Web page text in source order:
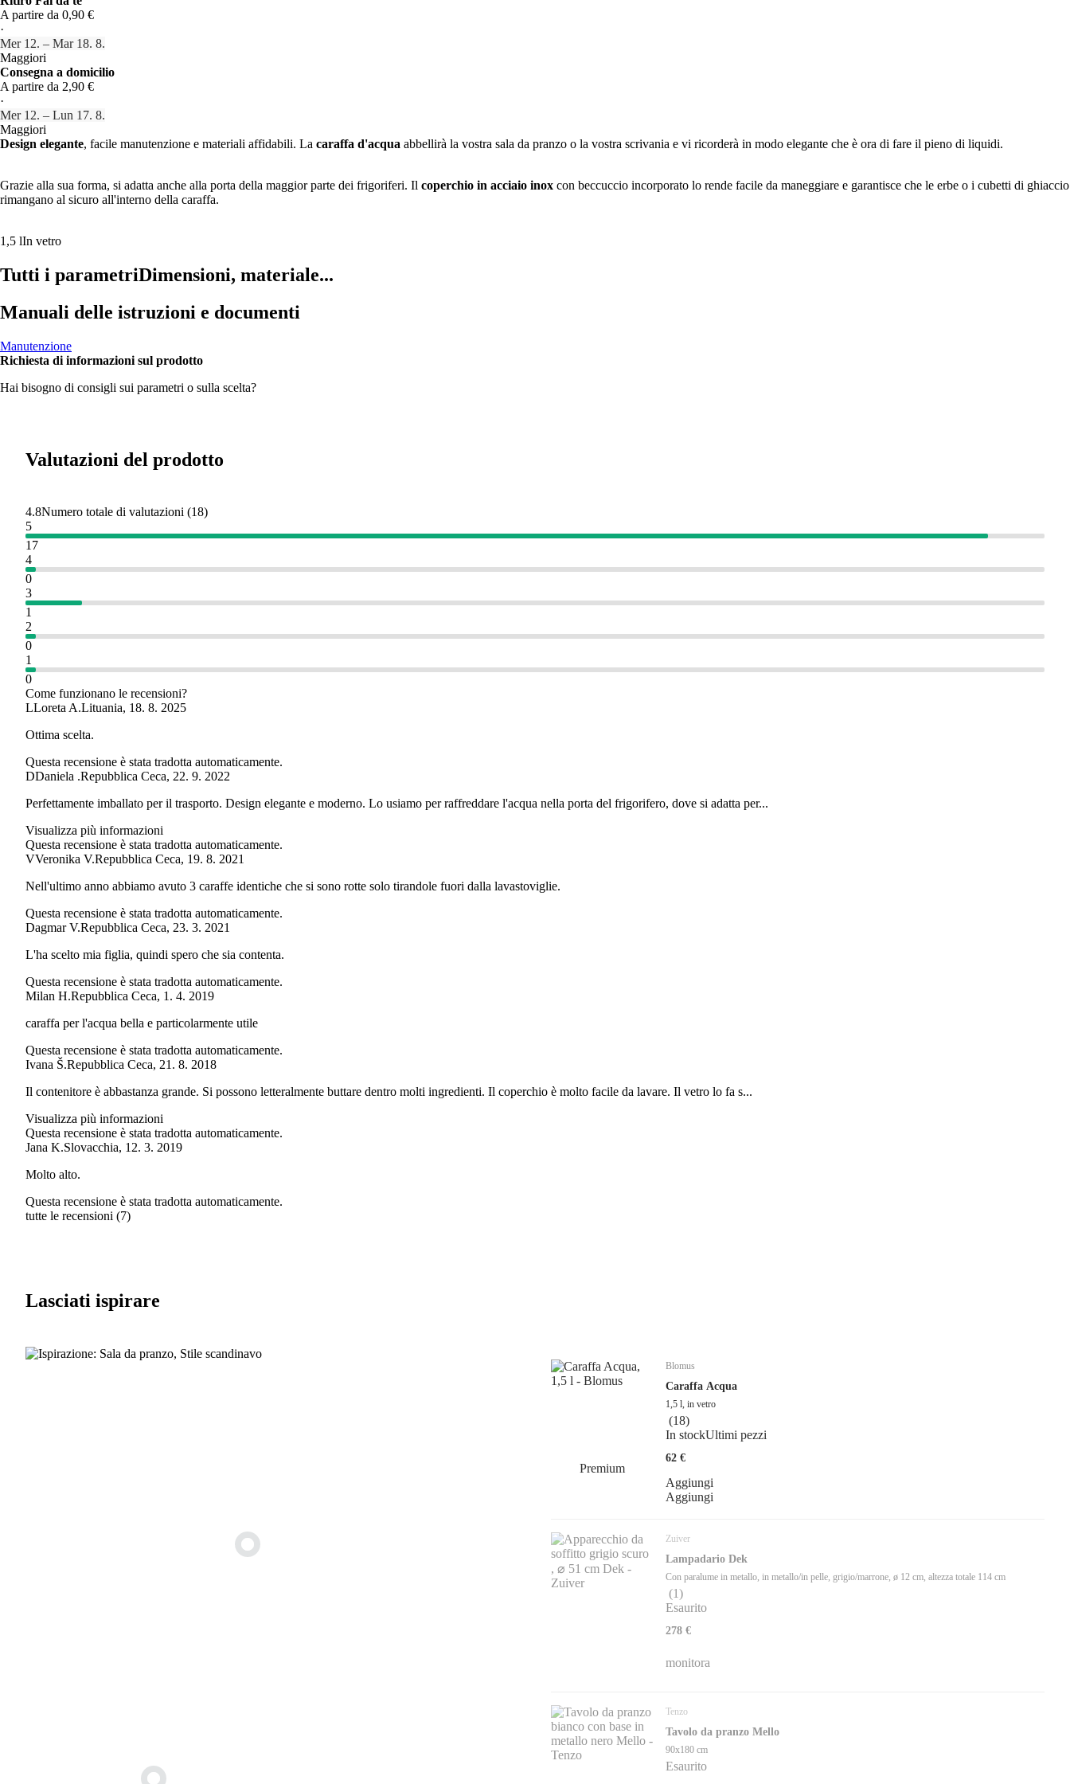
A partire da 0,90 €
·
Mer 12. – Mar 18. 8.
Maggiori
Consegna a domicilio
A partire da 2,90 €
·
Mer 12. – Lun 17. 8.
Maggiori
Design elegante, facile manutenzione e materiali affidabili. La caraffa d'acqua abbellirà la vostra sala da pranzo o la vostra scrivania e vi ricorderà in modo elegante che è ora di fare il pieno di liquidi.
Grazie alla sua forma, si adatta anche alla porta della maggior parte dei frigoriferi. Il coperchio in acciaio inox con beccuccio incorporato lo rende facile da maneggiare e garantisce che le erbe o i cubetti di ghiaccio
rimangano al sicuro all'interno della caraffa.
1,5 lIn vetro
Tutti i parametriDimensioni, materiale...
Manuali delle istruzioni e documenti
Manutenzione
Richiesta di informazioni sul prodotto
Hai bisogno di consigli sui parametri o sulla scelta?
Valutazioni del prodotto
4.8Numero totale di valutazioni (18)
5
17
4
0
3
1
2
0
1
0
Come funzionano le recensioni?
LLoreta A.Lituania, 18. 8. 2025
Ottima scelta.
Questa recensione è stata tradotta automaticamente.
DDaniela .Repubblica Ceca, 22. 9. 2022
Perfettamente imballato per il trasporto. Design elegante e moderno. Lo usiamo per raffreddare l'acqua nella porta del frigorifero, dove si adatta per...
Visualizza più informazioni
Questa recensione è stata tradotta automaticamente.
VVeronika V.Repubblica Ceca, 19. 8. 2021
Nell'ultimo anno abbiamo avuto 3 caraffe identiche che si sono rotte solo tirandole fuori dalla lavastoviglie.
Questa recensione è stata tradotta automaticamente.
Dagmar V.Repubblica Ceca, 23. 3. 2021
L'ha scelto mia figlia, quindi spero che sia contenta.
Questa recensione è stata tradotta automaticamente.
Milan H.Repubblica Ceca, 1. 4. 2019
caraffa per l'acqua bella e particolarmente utile
Questa recensione è stata tradotta automaticamente.
Ivana Š.Repubblica Ceca, 21. 8. 2018
Il contenitore è abbastanza grande. Si possono letteralmente buttare dentro molti ingredienti. Il coperchio è molto facile da lavare. Il vetro lo fa s...
Visualizza più informazioni
Questa recensione è stata tradotta automaticamente.
Jana K.Slovacchia, 12. 3. 2019
Molto alto.
Questa recensione è stata tradotta automaticamente.
tutte le recensioni (7)
Lasciati ispirare
Premium
Blomus
Caraffa Acqua
1,5 l, in vetro
(18)
In stockUltimi pezzi
62 €
Aggiungi
Aggiungi
Zuiver
Lampadario Dek
Con paralume in metallo, in metallo/in pelle, grigio/marrone, ø 12 cm, altezza totale 114 cm
(1)
Esaurito
278 €
monitora
Tenzo
Tavolo da pranzo Mello
90x180 cm
Esaurito